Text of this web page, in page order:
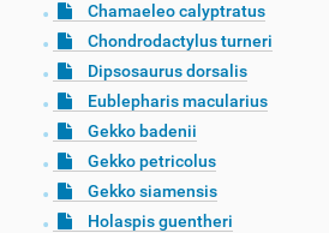
Chamaeleo calyptratus
Chondrodactylus turneri
Dipsosaurus dorsalis
Eublepharis macularius
Gekko badenii
Gekko petricolus
Gekko siamensis
Holaspis guentheri